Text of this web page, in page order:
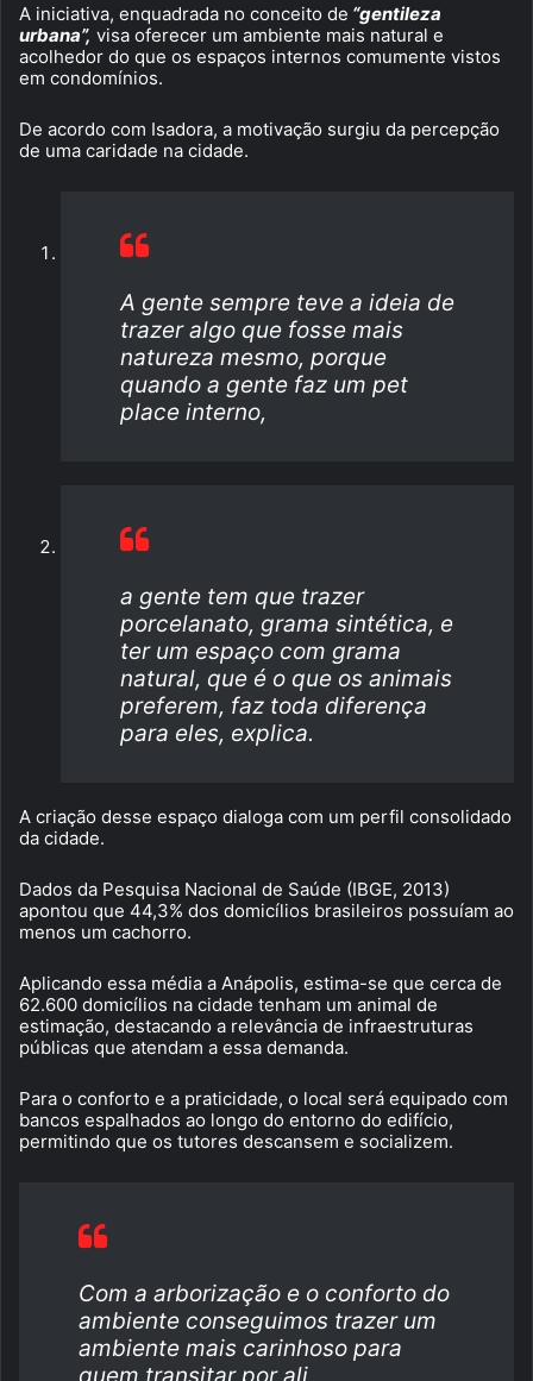
A iniciativa, enquadrada no conceito de “gentileza
urbana”, visa oferecer um ambiente mais natural e
acolhedor do que os espaços internos comumente vistos
em condomínios.
De acordo com Isadora, a motivação surgiu da percepção
de uma caridade na cidade.
A gente sempre teve a ideia de
trazer algo que fosse mais
natureza mesmo, porque
quando a gente faz um pet
place interno,
a gente tem que trazer
porcelanato, grama sintética, e
ter um espaço com grama
natural, que é o que os animais
preferem, faz toda diferença
para eles, explica.
A criação desse espaço dialoga com um perfil consolidado
da cidade.
Dados da Pesquisa Nacional de Saúde (IBGE, 2013)
apontou que 44,3% dos domicílios brasileiros possuíam ao
menos um cachorro.
Aplicando essa média a Anápolis, estima-se que cerca de
62.600 domicílios na cidade tenham um animal de
estimação, destacando a relevância de infraestruturas
públicas que atendam a essa demanda.
Para o conforto e a praticidade, o local será equipado com
bancos espalhados ao longo do entorno do edifício,
permitindo que os tutores descansem e socializem.
Com a arborização e o conforto do
ambiente conseguimos trazer um
ambiente mais carinhoso para
quem transitar por ali